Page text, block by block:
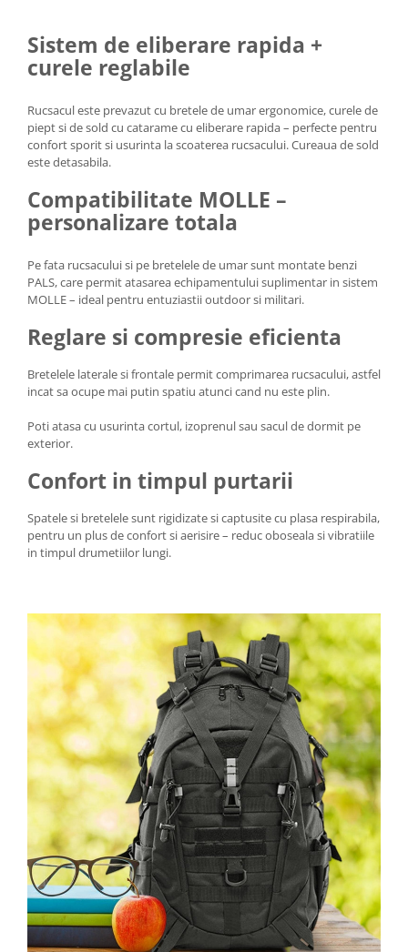
Sistem de eliberare rapida +
curele reglabile
Rucsacul este prevazut cu bretele de umar ergonomice, curele de
piept si de sold cu catarame cu eliberare rapida – perfecte pentru
confort sporit si usurinta la scoaterea rucsacului. Cureaua de sold
este detasabila.
Compatibilitate MOLLE –
personalizare totala
Pe fata rucsacului si pe bretelele de umar sunt montate benzi
PALS, care permit atasarea echipamentului suplimentar in sistem
MOLLE – ideal pentru entuziastii outdoor si militari.
Reglare si compresie eficienta
Bretelele laterale si frontale permit comprimarea rucsacului, astfel
incat sa ocupe mai putin spatiu atunci cand nu este plin.
Poti atasa cu usurinta cortul, izoprenul sau sacul de dormit pe
exterior.
Confort in timpul purtarii
Spatele si bretelele sunt rigidizate si captusite cu plasa respirabila,
pentru un plus de confort si aerisire – reduc oboseala si vibratiile
in timpul drumetiilor lungi.